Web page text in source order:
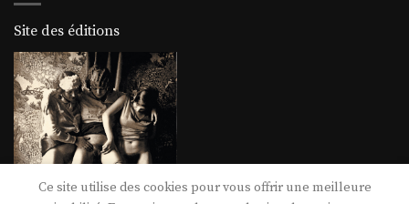
Site des éditions
Ce site utilise des cookies pour vous offrir une meilleure